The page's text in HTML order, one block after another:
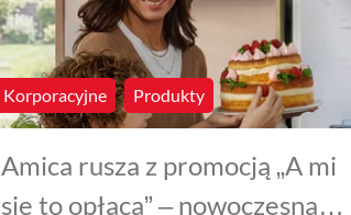
Amica rusza z promocją „A mi
się to opłaca” – nowoczesna
Korporacyjne Produkty